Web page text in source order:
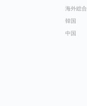
海外総合
韓国
中国